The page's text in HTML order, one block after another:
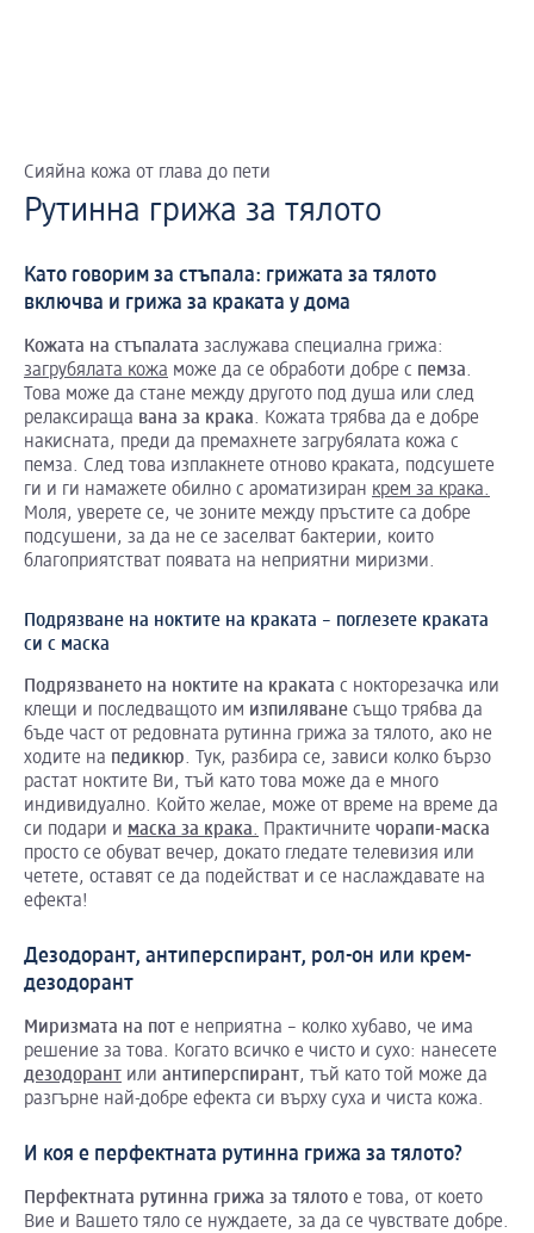
Сияйна кожа от глава до пети
Рутинна грижа за тялото
Като говорим за стъпала: грижата за тялото
включва и грижа за краката у дома
Кожата на стъпалата заслужава специална грижа:
загрубялата кожа може да се обработи добре с пемза.
Това може да стане между другото под душа или след
релаксираща вана за крака. Кожата трябва да е добре
накисната, преди да премахнете загрубялата кожа с
пемза. След това изплакнете отново краката, подсушете
ги и ги намажете обилно с ароматизиран крем за крака.
Моля, уверете се, че зоните между пръстите са добре
подсушени, за да не се заселват бактерии, които
благоприятстват появата на неприятни миризми.
Подрязване на ноктите на краката – поглезете краката
си с маска
Подрязването на ноктите на краката с нокторезачка или
клещи и последващото им изпиляване също трябва да
бъде част от редовната рутинна грижа за тялото, ако не
ходите на педикюр. Тук, разбира се, зависи колко бързо
растат ноктите Ви, тъй като това може да е много
индивидуално. Който желае, може от време на време да
си подари и маска за крака. Практичните чорапи-маска
просто се обуват вечер, докато гледате телевизия или
четете, оставят се да подействат и се наслаждавате на
ефекта!
Дезодорант, антиперспирант, рол-он или крем-
дезодорант
Миризмата на пот е неприятна – колко хубаво, че има
решение за това. Когато всичко е чисто и сухо: нанесете
дезодорант или антиперспирант, тъй като той може да
разгърне най-добре ефекта си върху суха и чиста кожа.
И коя е перфектната рутинна грижа за тялото?
Перфектната рутинна грижа за тялото е това, от което
Вие и Вашето тяло се нуждаете, за да се чувствате добре.